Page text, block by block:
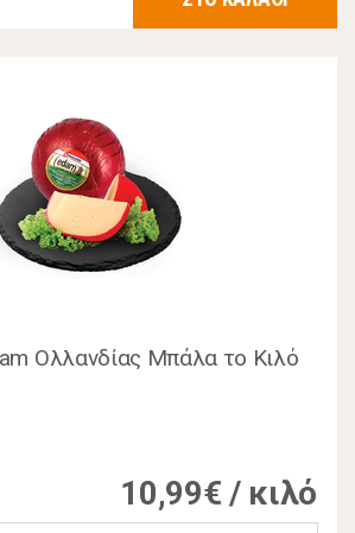
Ολλανδίας Μπάλα το Κιλό
10,99€ / κιλό